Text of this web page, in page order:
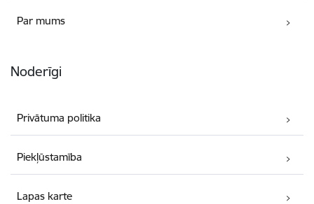
Par mums
Noderīgi
Privātuma politika
Piekļūstamība
Lapas karte